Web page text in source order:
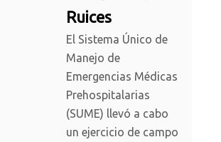
Ruices
El Sistema Único de
Manejo de
Emergencias Médicas
Prehospitalarias
(SUME) llevó a cabo
un ejercicio de campo